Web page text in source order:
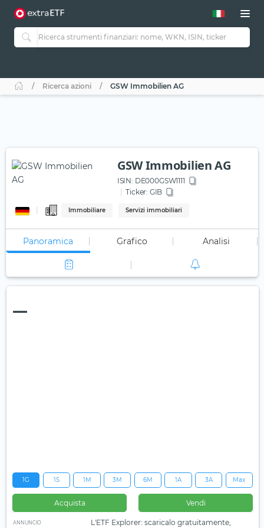
Ricerca azioni GSW Immobilien AG
GSW Immobilien AG
ISIN: DE000GSW1111
Ticker: GIB
Immobiliare Servizi immobiliari
Panoramica Grafico Analisi
—
1G 1S 1M 3M 6M 1A 3A Max
Acquista Vendi
ANNUNCIO
L'ETF Explorer: scaricalo gratuitamente,